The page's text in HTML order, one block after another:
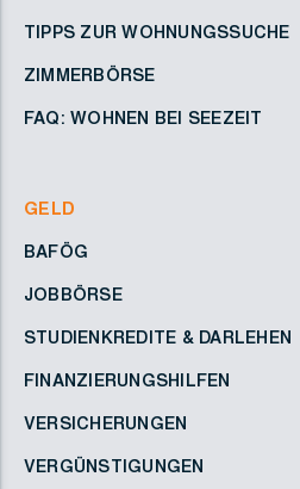
TIPPS ZUR WOHNUNGSSUCHE
ZIMMERBÖRSE
FAQ: WOHNEN BEI SEEZEIT
GELD
BAFÖG
JOBBÖRSE
STUDIENKREDITE & DARLEHEN
FINANZIERUNGSHILFEN
VERSICHERUNGEN
VERGÜNSTIGUNGEN